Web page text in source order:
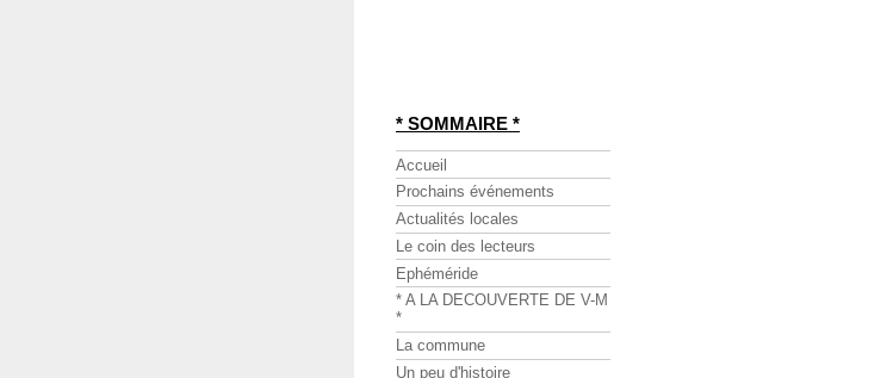
* SOMMAIRE *
Accueil
Prochains événements
Actualités locales
Le coin des lecteurs
Ephéméride
* A LA DECOUVERTE DE V-M
*
La commune
Un peu d'histoire